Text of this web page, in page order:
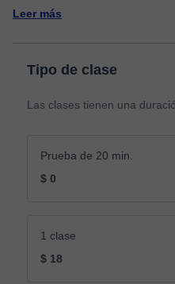
Leer más
Tipo de clase
Las clases tienen una
Prueba de 20 min.
$ 0
1 clase
$ 18